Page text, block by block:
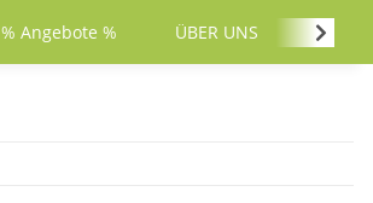
% Angebote % ÜBER UNS